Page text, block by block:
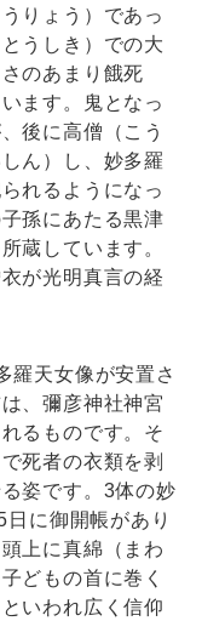
りょう）であっ
うしき）での大
のあまり餓死
ます。鬼となっ
後に高僧（こう
ん）し、妙多羅
れるようになっ
孫にあたる黒津
蔵しています。
が光明真言の経
羅天女像が安置さ
、彌彦神社神宮
るものです。そ
死者の衣類を剥
姿です。3体の妙
に御開帳があり
上に真綿（まわ
どもの首に巻く
いわれ広く信仰